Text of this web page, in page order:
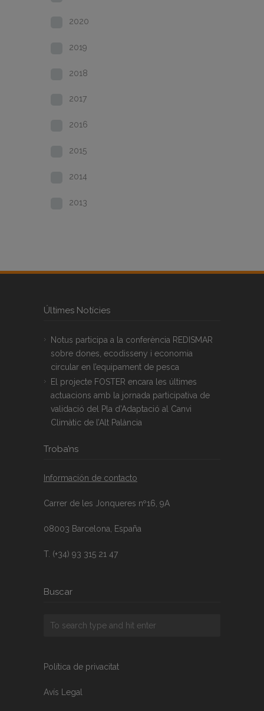
2020
2019
2018
2017
2016
2015
2014
2013
Últimes Notícies
Notus participa a la conferència REDISMAR
sobre dones, ecodisseny i economia
circular en l’equipament de pesca
El projecte FOSTER encara les últimes
actuacions amb la jornada participativa de
validació del Pla d’Adaptació al Canvi
Climàtic de l’Alt Palància
Troba’ns
Información de contacto
Carrer de les Jonqueres nº16, 9A
08003 Barcelona, España
T. (+34) 93 315 21 47
Buscar
Política de privacitat
Avís Legal